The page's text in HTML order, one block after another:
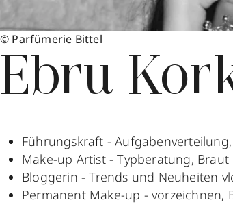
© Parfümerie Bittel
Ebru
Führungskraft -
Make-up Artist - Typberatung,
Bloggerin - Trends und Neuheiten
Permanent Make-up -